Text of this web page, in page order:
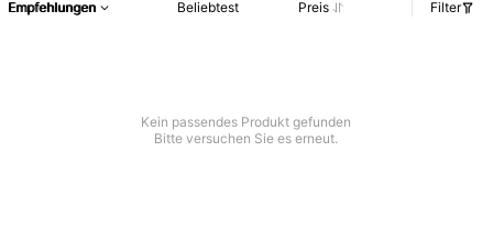
Empfehlungen Beliebtest Preis Filter
Kein passendes Produkt gefunden
Bitte versuchen Sie es erneut.